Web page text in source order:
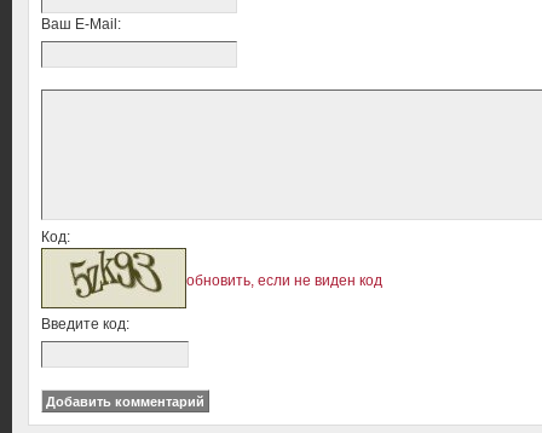
Ваш E-Mail:
Код:
обновить, если не виден код
Введите код: